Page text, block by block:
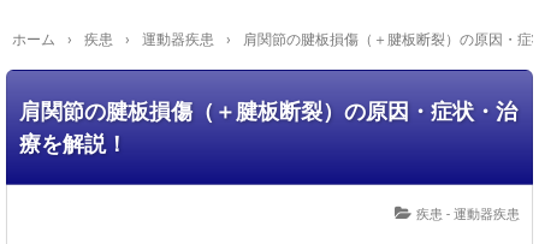
ホーム › 疾患 › 運動器疾患 › 肩関節の腱板損傷（＋腱板断裂）の原因・症
肩関節の腱板損傷（＋腱板断裂）の原因・症状・治
療を解説！
疾患 - 運動器疾患